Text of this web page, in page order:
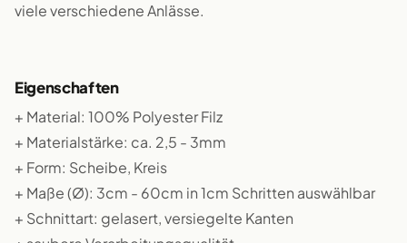
viele verschiedene Anlässe.
Eigenschaften
+ Material: 100% Polyester Filz
+ Materialstärke: ca. 2,5 - 3mm
+ Form: Scheibe, Kreis
+ Maße (Ø): 3cm - 60cm in 1cm Schritten auswählbar
+ Schnittart: gelasert, versiegelte Kanten